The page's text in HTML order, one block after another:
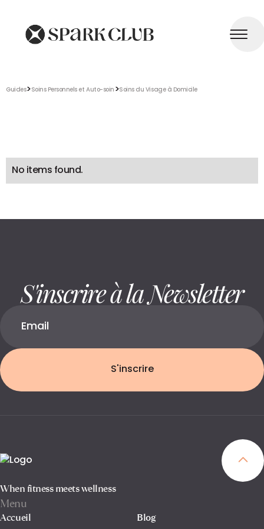
Guides>Soins Personnels et Auto-soin>Soins du Visage à Domicile
No items found.
S'inscrire à la Newsletter
S'inscrire
When fitness meets wellness
Menu
Accueil Blog